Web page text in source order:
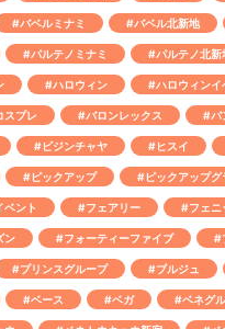
#バベルミナミ #バベル北新地
#パルテノミナミ #パルテノ北新
#ハロウィン #ハロウィンイ
スプレ #バロンレックス #バ
#ビジンチャヤ #ヒスイ
#ピックアップ #ピックアップグ
ベント #フェアリー #フェニ
ン #フォーティーファイブ #
#プリンスグループ #ブルジュ
#ベース #ベガ #ベネグ